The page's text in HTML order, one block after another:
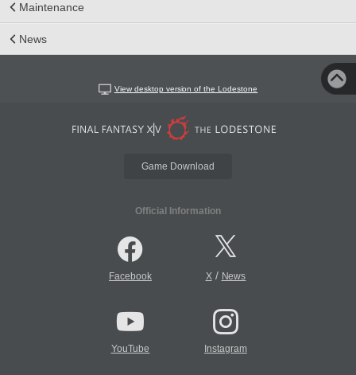
Maintenance
News
View desktop version of the Lodestone
Game Download
Official Information
Facebook X/ News
YouTube Instagram